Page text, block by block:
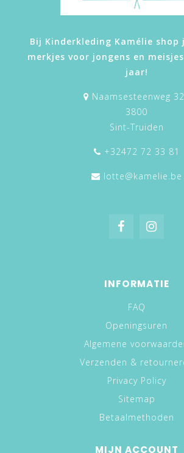
Bij Kinderkleding Kamélie shop
merkjes voor jongens en
jaar!
Naamsesteenweg
3800
Sint-Truiden
+32472 72 33 81
lotte@kamelie.be
INFORMATIE
FAQ
Openingsuren
Algemene
Verzenden &
Privacy Policy
Sitemap
Betaalmethoden
MIJN ACCOUNT